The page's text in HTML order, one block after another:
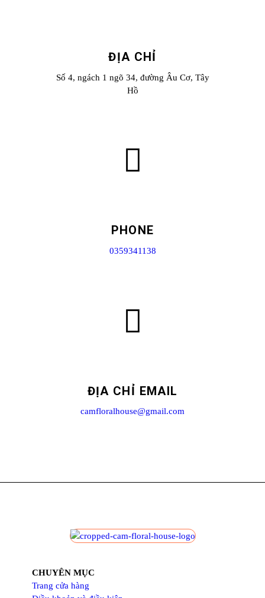
ĐỊA CHỈ
Số 4, ngách 1 ngõ 34, đường Âu Cơ, Tây
Hồ
PHONE
0359341138
ĐỊA CHỈ EMAIL
camfloralhouse@gmail.com
CHUYÊN MỤC
Trang cửa hàng